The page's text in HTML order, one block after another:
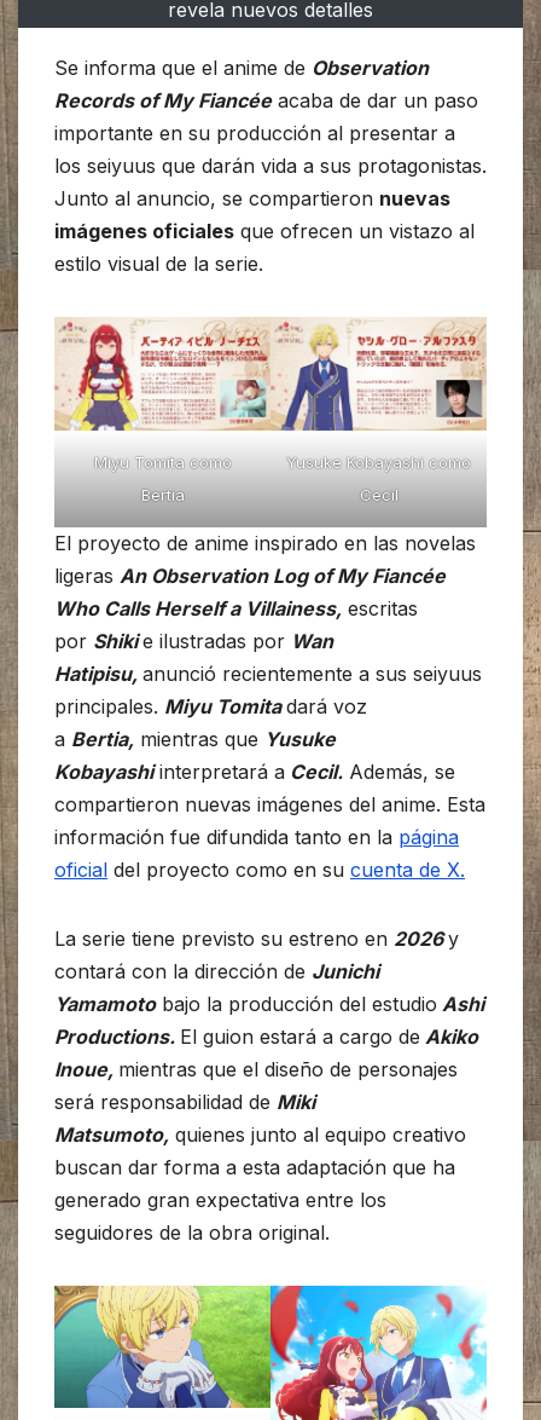
revela nuevos detalles
Se informa que el anime de Observation
Records of My Fiancéeacaba de dar un paso
importante en su producción al presentar a
los seiyuus que darán vida a sus protagonistas.
Junto al anuncio, se compartieron nuevas
imágenes oficiales que ofrecen un vistazo al
estilo visual de la serie.
Miyu Tomita como
Bertia
Yusuke Kobayashi como
Cecil
El proyecto de anime inspirado en las novelas
ligeras An Observation Log of My Fiancée
Who Calls Herself a Villainess, escritas
por Shikie ilustradas por Wan
Hatipisu, anunció recientemente a sus seiyuus
principales. Miyu Tomitadará voz
a Bertia, mientras que Yusuke
Kobayashiinterpretará a Cecil. Además, se
compartieron nuevas imágenes del anime. Esta
información fue difundida tanto en la página
oficial del proyecto como en su cuenta de X.
La serie tiene previsto su estreno en 2026y
contará con la dirección de Junichi
Yamamotobajo la producción del estudio Ashi
Productions. El guion estará a cargo de Akiko
Inoue, mientras que el diseño de personajes
será responsabilidad de Miki
Matsumoto, quienes junto al equipo creativo
buscan dar forma a esta adaptación que ha
generado gran expectativa entre los
seguidores de la obra original.